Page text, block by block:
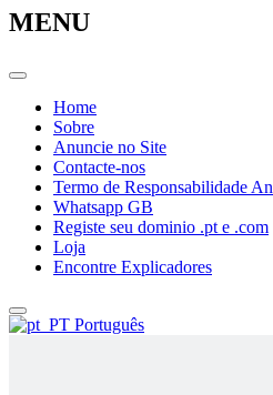
MENU
Home
Sobre
Anuncie no Site
Contacte-nos
Termo de Responsabilidade
Whatsapp GB
Registe seu dominio .pt e .com
Loja
Encontre Explicadores
Português